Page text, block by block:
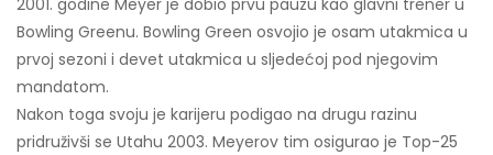
2001. godine Meyer je dobio prvu pauzu kao glavni trener u
Bowling Greenu. Bowling Green osvojio je osam utakmica u
prvoj sezoni i devet utakmica u sljedećoj pod njegovim
mandatom.
Nakon toga svoju je karijeru podigao na drugu razinu
pridruživši se Utahu 2003. Meyerov tim osigurao je Top-25